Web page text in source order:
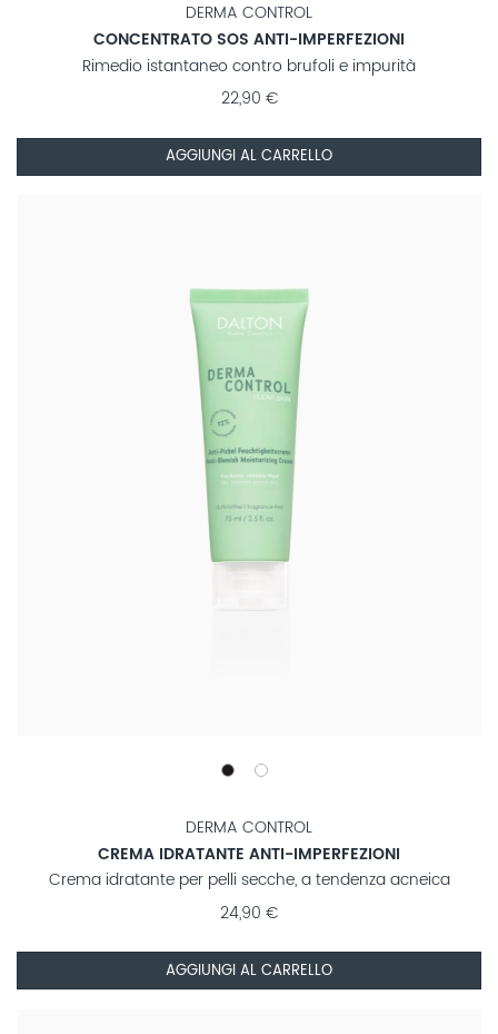
DERMA CONTROL
CONCENTRATO SOS ANTI-IMPERFEZIONI
Rimedio istantaneo contro brufoli e impurità
22,90 €
AGGIUNGI AL CARRELLO
DERMA CONTROL
CREMA IDRATANTE ANTI-IMPERFEZIONI
Crema idratante per pelli secche, a tendenza acneica
24,90 €
AGGIUNGI AL CARRELLO